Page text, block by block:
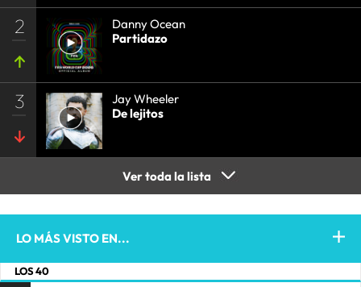
2
Danny Ocean
Partidazo
3
Jay Wheeler
De lejitos
Ver toda la lista
LO MÁS VISTO EN...
LOS 40